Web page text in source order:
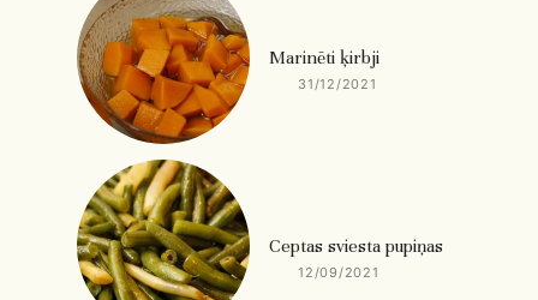
Marinēti ķirbji
31/12/2021
Ceptas sviesta pupiņas
12/09/2021